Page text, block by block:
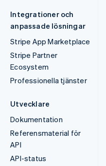
Integrationer och
anpassade lösningar
Stripe App Marketplace
Stripe Partner
Ecosystem
Professionella tjänster
Utvecklare
Dokumentation
Referensmaterial för
API
API-status